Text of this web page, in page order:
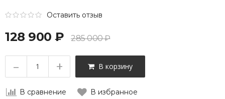
Оставить отзыв
128 900 ₽ 285 000 ₽
– + В корзину
В сравнение В избранное